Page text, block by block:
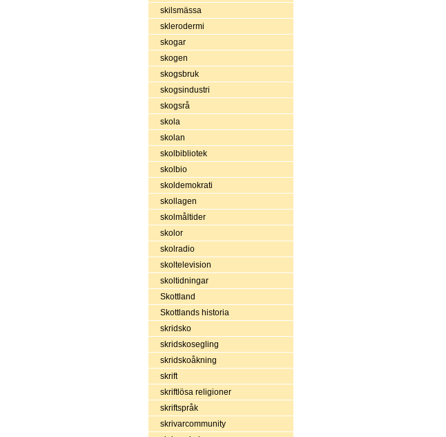
skilsmässa
sklerodermi
skogar
skogen
skogsbruk
skogsindustri
skogsrå
skola
skolan
skolbibliotek
skolbio
skoldemokrati
skollagen
skolmåltider
skolor
skolradio
skoltelevision
skoltidningar
Skottland
Skottlands historia
skridsko
skridskosegling
skridskoåkning
skrift
skriftlösa religioner
skriftspråk
skrivarcommunity